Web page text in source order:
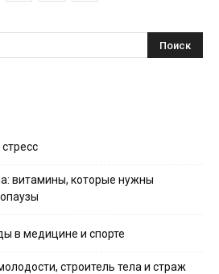
витамины, которые нужны
в медицине и спорте
строитель тела и страж